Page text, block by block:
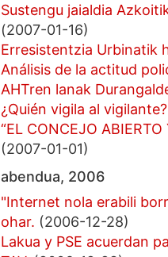
Sustengu jaialdia
(2007-01-16)
Erresistentzia Urbinatik
Análisis de la actitud
AHTren lanak
¿Quién vigila al vigilante?
“EL CONCEJO
(2007-01-01)
abendua, 2006
"Internet nola erabili
ohar. (2006-12-28)
Lakua y PSE acuerdan